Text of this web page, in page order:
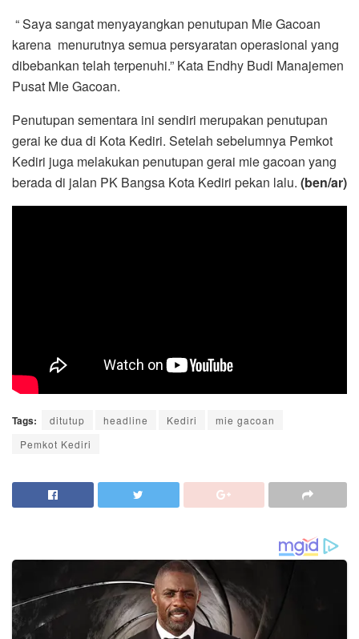
“ Saya sangat menyayangkan penutupan Mie Gacoan
karena menurutnya semua persyaratan operasional yang
dibebankan telah terpenuhi.” Kata Endhy Budi Manajemen
Pusat Mie Gacoan.
Penutupan sementara ini sendiri merupakan penutupan
gerai ke dua di Kota Kediri. Setelah sebelumnya Pemkot
Kediri juga melakukan penutupan gerai mie gacoan yang
berada di jalan PK Bangsa Kota Kediri pekan lalu. (ben/ar)
Tags: ditutup headline Kediri
mie gacoan
Pemkot Kediri